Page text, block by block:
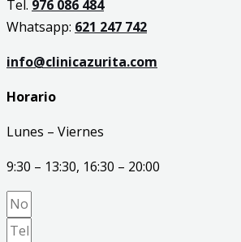
Tel. 976 086 484
Whatsapp: 621 247 742
info@clinicazurita.com
Horario
Lunes – Viernes
9:30 – 13:30, 16:30 – 20:00